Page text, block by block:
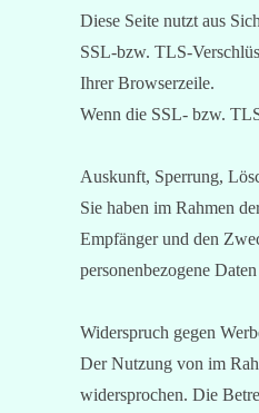
Diese Seite nutzt aus
SSL-bzw. TLS-
Ihrer Browserzeile.
Wenn die SSL- bzw.
Auskunft, Sperrung,
Sie haben im Rahmen
Empfänger und den
personenbezogene
Widerspruch gegen
Der Nutzung von im
widersprochen. Die